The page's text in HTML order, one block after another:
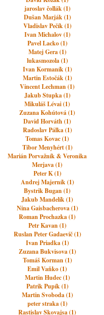
jaroslav čollák (1)
Dušan Marják (1)
Vladislav Pečík (1)
Ivan Michalov (1)
Pavel Lacko (1)
Matej Gera (1)
lukasmozola (1)
Ivan Kormaník (1)
Martin Estočák (1)
Vincent Lechman (1)
Jakub Stupka (1)
Mikuláš Lévai (1)
Zuzana Kohútová (1)
David Horváth (1)
Radoslav Pálka (1)
Tomas Kovac (1)
Tibor Menyhért (1)
Marián Porvažník & Veronika
Merjava (1)
Peter K (1)
Andrej Majerník (1)
Bystrik Bugan (1)
Jakub Mandelík (1)
Nina Gaisbacherova (1)
Roman Prochazka (1)
Petr Kavan (1)
Ruslan Peter Gadaevič (1)
Ivan Priadka (1)
Zuzana Bukvisova (1)
Tomáš Korman (1)
Emil Vaňko (1)
Martin Hudec (1)
Patrik Pupík (1)
Martin Svoboda (1)
peter straka (1)
Rastislav Skovajsa (1)